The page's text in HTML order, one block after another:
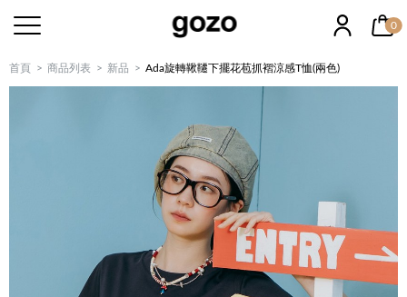
0
首頁 商品列表 新品 Ada旋轉鞦韆下擺花苞抓褶涼感T恤(兩色)